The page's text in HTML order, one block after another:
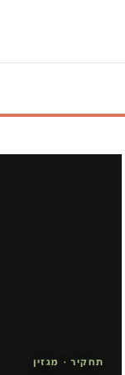
תחקיר · מגזין